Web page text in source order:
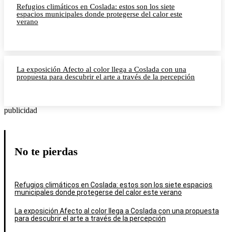
Refugios climáticos en Coslada: estos son los siete
espacios municipales donde protegerse del calor este
verano
La exposición Afecto al color llega a Coslada con una
propuesta para descubrir el arte a través de la percepción
publicidad
No te pierdas
Refugios climáticos en Coslada: estos son los siete espacios
municipales donde protegerse del calor este verano
La exposición Afecto al color llega a Coslada con una propuesta
para descubrir el arte a través de la percepción